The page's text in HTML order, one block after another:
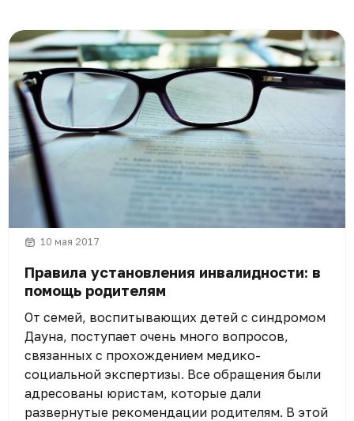
10 мая 2017
Правила установления инвалидности: в
помощь родителям
От семей, воспитывающих детей с синдромом
Дауна, поступает очень много вопросов,
связанных с прохождением медико-
социальной экспертизы. Все обращения были
адресованы юристам, которые дали
развернутые рекомендации родителям. В этой